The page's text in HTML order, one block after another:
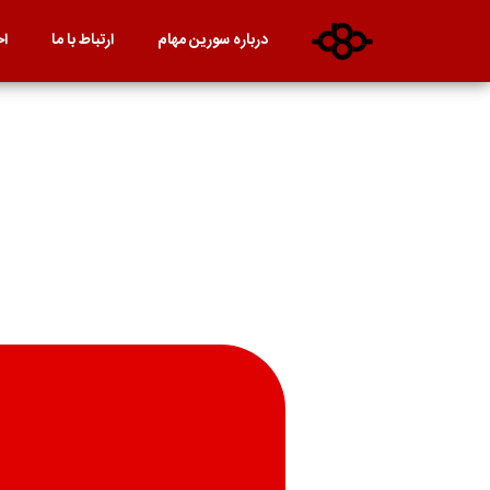
درباره سورین مهام ارتباط با ما